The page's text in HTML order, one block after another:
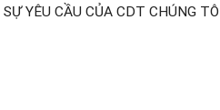
YÊU CẦU CỦA CDT CHÚNG